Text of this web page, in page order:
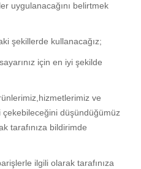
uygulanacağını belirtmek
şekillerde kullanacağız;
için en iyi şekilde
ve
düşündüğümüz
tarafınıza bildirimde
ilgili olarak tarafınıza